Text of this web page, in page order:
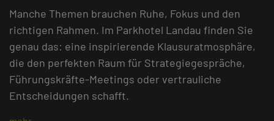
Manche Themen brauchen Ruhe, Fokus und den
richtigen Rahmen. Im Parkhotel Landau finden Sie
genau das: eine inspirierende Klausuratmosphäre,
die den perfekten Raum für Strategiegespräche,
Führungskräfte-Meetings oder vertrauliche
Entscheidungen schafft.